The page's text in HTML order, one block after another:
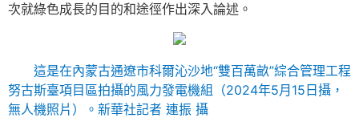
次就綠色成長的目的和途徑作出深入論述。
這是在內蒙古通遼市科爾沁沙地“雙百萬畝”綜合管理工程
努古斯臺項目區拍攝的風力發電機組（2024年5月15日攝，
無人機照片）。新華社記者 連振 攝